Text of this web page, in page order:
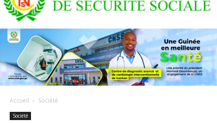
Accueil Société
Société